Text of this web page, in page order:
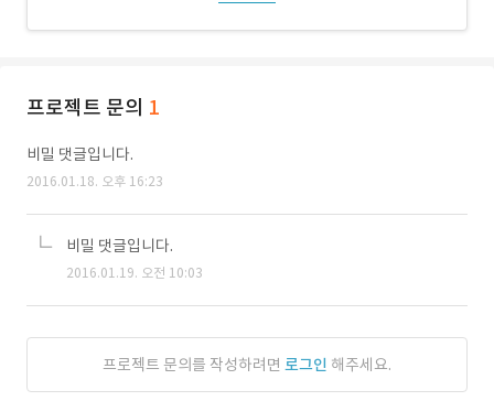
프로젝트 문의 1
비밀 댓글입니다.
2016.01.18. 오후 16:23
비밀 댓글입니다.
2016.01.19. 오전 10:03
프로젝트 문의를 작성하려면 로그인 해주세요.